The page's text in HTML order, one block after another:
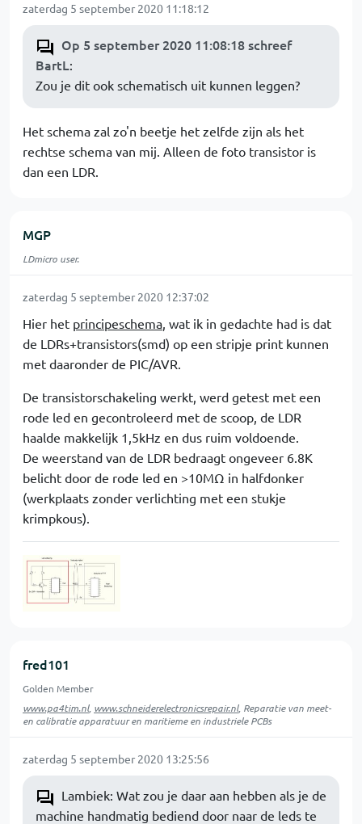
zaterdag 5 september 2020 11:18:12
Op 5 september 2020 11:08:18 schreef
BartL:
Zou je dit ook schematisch uit kunnen leggen?
Het schema zal zo'n beetje het zelfde zijn als het
rechtse schema van mij. Alleen de foto transistor is
dan een LDR.
MGP
LDmicro user.
zaterdag 5 september 2020 12:37:02
Hier het principeschema, wat ik in gedachte had is dat
de LDRs+transistors(smd) op een stripje print kunnen
met daaronder de PIC/AVR.
De transistorschakeling werkt, werd getest met een
rode led en gecontroleerd met de scoop, de LDR
haalde makkelijk 1,5kHz en dus ruim voldoende.
De weerstand van de LDR bedraagt ongeveer 6.8K
belicht door de rode led en >10MΩ in halfdonker
(werkplaats zonder verlichting met een stukje
krimpkous).
fred101
Golden Member
www.pa4tim.nl, www.schneiderelectronicsrepair.nl, Reparatie van meet-
en calibratie apparatuur en maritieme en industriele PCBs
zaterdag 5 september 2020 13:25:56
Lambiek: Wat zou je daar aan hebben als je de
machine handmatig bediend door naar de leds te